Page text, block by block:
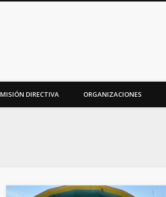
DIRECTIVA ORGANIZACIONES